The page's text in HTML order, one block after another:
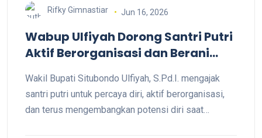
Rifky Gimnastiar Jun 16, 2026
Wabup Ulfiyah Dorong Santri Putri
Aktif Berorganisasi dan Berani
Wakil Bupati Situbondo Ulfiyah, S.Pd.I. mengajak
santri putri untuk percaya diri, aktif berorganisasi,
dan terus mengembangkan potensi diri saat